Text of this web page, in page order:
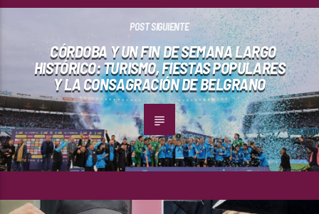
POST SIGUIENTE
CÓRDOBA Y UN FIN DE SEMANA LARGO
HISTÓRICO: TURISMO, FIESTAS POPULARES
Y LA CONSAGRACIÓN DE BELGRANO